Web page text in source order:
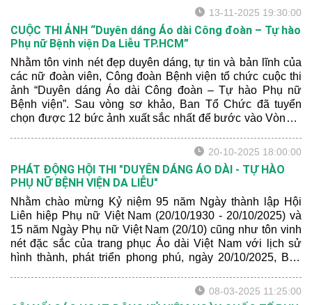
chiều ngày 24/11/2025, Công đoàn Cơ sở (CĐCS) Bệnh
viện Da Liễu TPHCM đã tổ chức Hội nghị Ban Chấp hành
mở rộng, nhiệm kỳ 2023 - 2028, kéo dài đến năm 2030.
13-11-2025 19:30:00
CUỘC THI ẢNH “Duyên dáng Áo dài Công đoàn – Tự hào
Phụ nữ Bệnh viện Da Liễu TP.HCM”
Nhằm tôn vinh nét đẹp duyên dáng, tự tin và bản lĩnh của
các nữ đoàn viên, Công đoàn Bệnh viện tổ chức cuộc thi
ảnh “Duyên dáng Áo dài Công đoàn – Tự hào Phụ nữ
Bệnh viện”. Sau vòng sơ khảo, Ban Tổ Chức đã tuyển
chọn được 12 bức ảnh xuất sắc nhất để bước vào Vòng 2
20-10-2025 18:00:00
PHÁT ĐỘNG HỘI THI "DUYÊN DÁNG ÁO DÀI - TỰ HÀO
PHỤ NỮ BỆNH VIỆN DA LIỄU"
Nhằm chào mừng Kỷ niệm 95 năm Ngày thành lập Hội
Liên hiệp Phụ nữ Việt Nam (20/10/1930 - 20/10/2025) và
15 năm Ngày Phụ nữ Việt Nam (20/10) cũng như tôn vinh
nét đặc sắc của trang phục Áo dài Việt Nam với lịch sử
hình thành, phát triển phong phú, ngày 20/10/2025, Ban
tặng 01 Bộ Áo dài đến mỗi nữ công đoàn viên hiện đang
công tác tại Bệnh viện, đồng thời phát động Hội thi "Duyên
08-03-2025 11:25:00